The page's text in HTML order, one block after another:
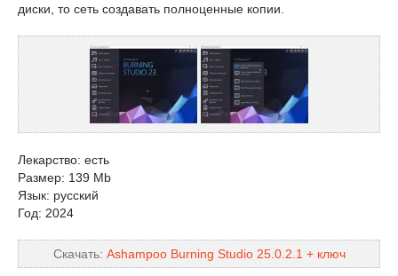
диски, то сеть создавать полноценные копии.
Лекарство: есть
Размер: 139 Mb
Язык: русский
Год: 2024
Скачать: Ashampoo Burning Studio 25.0.2.1 + ключ